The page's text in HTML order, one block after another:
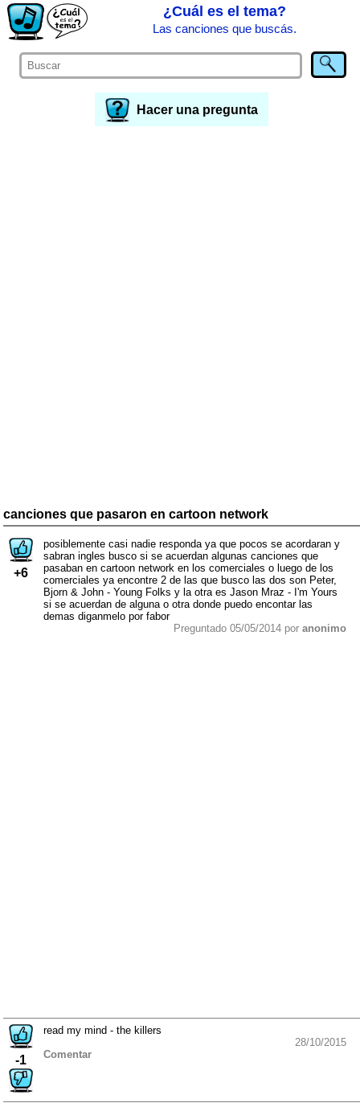
¿Cuál es el tema?
Las canciones que buscás.
Hacer una pregunta
canciones que pasaron en cartoon network
+6
posiblemente casi nadie responda ya que pocos se acordaran y
sabran ingles busco si se acuerdan algunas canciones que
pasaban en cartoon network en los comerciales o luego de los
comerciales ya encontre 2 de las que busco las dos son Peter,
Bjorn & John - Young Folks y la otra es Jason Mraz - I'm Yours
si se acuerdan de alguna o otra donde puedo encontar las
demas diganmelo por fabor
Preguntado 05/05/2014 por anonimo
-1
read my mind - the killers
28/10/2015
Comentar